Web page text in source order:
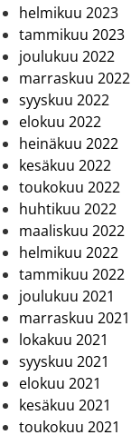
helmikuu 2023
tammikuu 2023
joulukuu 2022
marraskuu 2022
syyskuu 2022
elokuu 2022
heinäkuu 2022
kesäkuu 2022
toukokuu 2022
huhtikuu 2022
maaliskuu 2022
helmikuu 2022
tammikuu 2022
joulukuu 2021
marraskuu 2021
lokakuu 2021
syyskuu 2021
elokuu 2021
kesäkuu 2021
toukokuu 2021